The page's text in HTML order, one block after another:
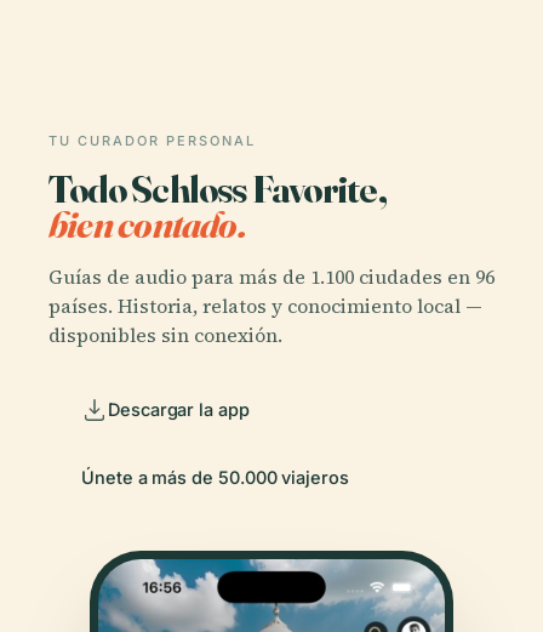
TU CURADOR PERSONAL
Todo Schloss Favorite,
bien contado.
Guías de audio para más de 1.100 ciudades en 96
países. Historia, relatos y conocimiento local —
disponibles sin conexión.
Descargar la app
Únete a más de 50.000 viajeros